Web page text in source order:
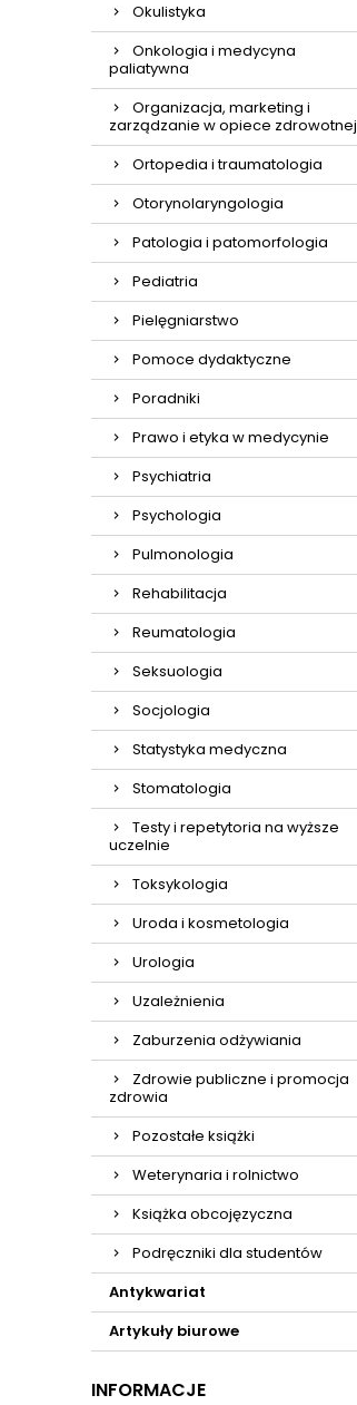
Okulistyka
Onkologia i medycyna
paliatywna
Organizacja, marketing i
zarządzanie w opiece zdrowotnej
Ortopedia i traumatologia
Otorynolaryngologia
Patologia i patomorfologia
Pediatria
Pielęgniarstwo
Pomoce dydaktyczne
Poradniki
Prawo i etyka w medycynie
Psychiatria
Psychologia
Pulmonologia
Rehabilitacja
Reumatologia
Seksuologia
Socjologia
Statystyka medyczna
Stomatologia
Testy i repetytoria na wyższe
uczelnie
Toksykologia
Uroda i kosmetologia
Urologia
Uzależnienia
Zaburzenia odżywiania
Zdrowie publiczne i promocja
zdrowia
Pozostałe książki
Weterynaria i rolnictwo
Książka obcojęzyczna
Podręczniki dla studentów
Antykwariat
Artykuły biurowe
INFORMACJE